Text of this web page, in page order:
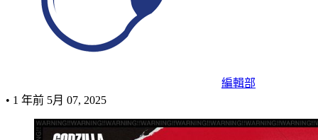
編輯部
• 1 年前 5月 07, 2025